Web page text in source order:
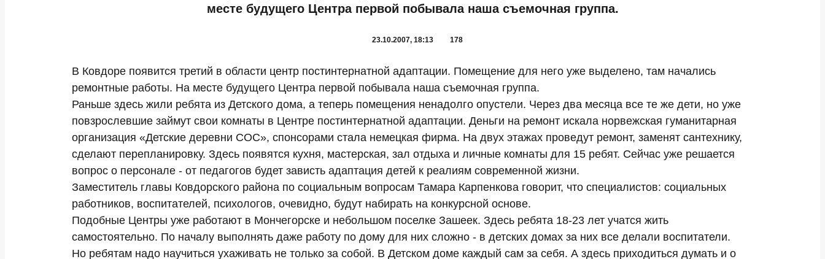
месте будущего Центра первой побывала наша съемочная группа.
23.10.2007, 18:13 178
В Ковдоре появится третий в области центр постинтернатной адаптации. Помещение для него уже выделено, там начались
ремонтные работы. На месте будущего Центра первой побывала наша съемочная группа.
Раньше здесь жили ребята из Детского дома, а теперь помещения ненадолго опустели. Через два месяца все те же дети, но уже
повзрослевшие займут свои комнаты в Центре постинтернатной адаптации. Деньги на ремонт искала норвежская гуманитарная
организация «Детские деревни СОС», спонсорами стала немецкая фирма. На двух этажах проведут ремонт, заменят сантехнику,
сделают перепланировку. Здесь появятся кухня, мастерская, зал отдыха и личные комнаты для 15 ребят. Сейчас уже решается
вопрос о персонале - от педагогов будет зависть адаптация детей к реалиям современной жизни.
Заместитель главы Ковдорского района по социальным вопросам Тамара Карпенкова говорит, что специалистов: социальных
работников, воспитателей, психологов, очевидно, будут набирать на конкурсной основе.
Подобные Центры уже работают в Мончегорске и небольшом поселке Зашеек. Здесь ребята 18-23 лет учатся жить
самостоятельно. По началу выполнять даже работу по дому для них сложно - в детских домах за них все делали воспитатели.
Но ребятам надо научиться ухаживать не только за собой. В Детском доме каждый сам за себя. А здесь приходиться думать и о